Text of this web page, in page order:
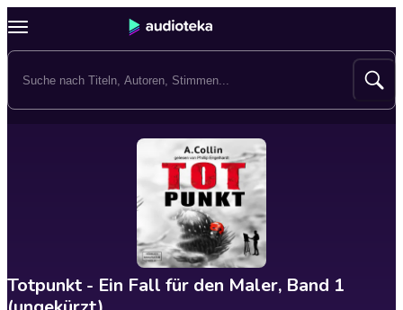
Totpunkt - Ein Fall für den Maler, Band 1